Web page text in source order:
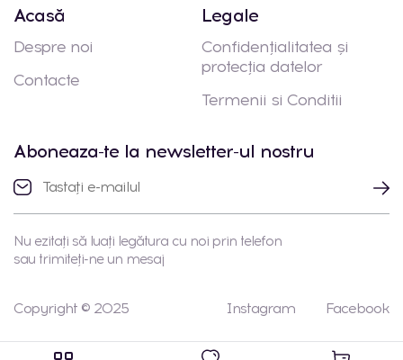
Acasă
Despre noi
Contacte
Legale
Confidențialitatea și
protecția datelor
Termenii si Conditii
Aboneaza-te la newsletter-ul nostru
Nu ezitați să luați legătura cu noi prin telefon
sau trimiteți-ne un mesaj
Copyright © 2025 Instagram Facebook